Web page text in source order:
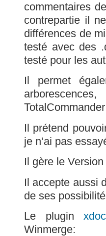
commentaires
contrepartie il
différences de
testé avec des
testé pour les
Il permet
Il prétend
je n’ai pas
Il gère le
Il accepte aussi
de ses
Le plugin
Winmerge: